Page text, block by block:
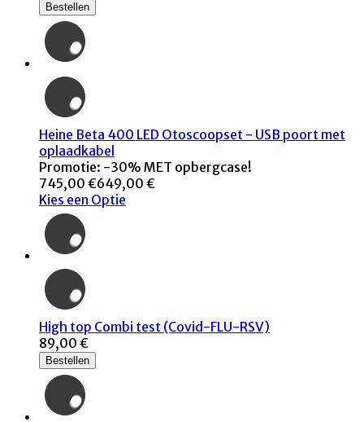
Bestellen
Heine Beta 400 LED Otoscoopset - USB poort met
oplaadkabel
Promotie: -30% MET opbergcase!
745,00 €649,00 €
Kies een Optie
High top Combi test (Covid-FLU-RSV)
89,00 €
Bestellen